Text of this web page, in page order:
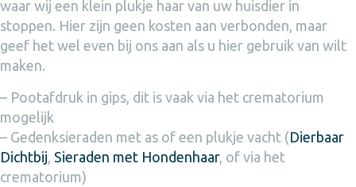
waar wij een klein plukje haar van uw huisdier in
stoppen. Hier zijn geen kosten aan verbonden, maar
geef het wel even bij ons aan als u hier gebruik van wilt
maken.
– Pootafdruk in gips, dit is vaak via het crematorium
mogelijk
– Gedenksieraden met as of een plukje vacht (Dierbaar
Dichtbij Sieraden met Hondenhaar, of via het
crematorium)